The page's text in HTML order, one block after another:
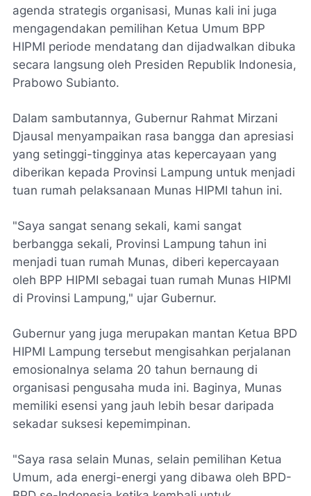
agenda strategis organisasi, Munas kali ini juga
mengagendakan pemilihan Ketua Umum BPP
HIPMI periode mendatang dan dijadwalkan dibuka
secara langsung oleh Presiden Republik Indonesia,
Prabowo Subianto.
​Dalam sambutannya, Gubernur Rahmat Mirzani
Djausal menyampaikan rasa bangga dan apresiasi
yang setinggi-tingginya atas kepercayaan yang
diberikan kepada Provinsi Lampung untuk menjadi
tuan rumah pelaksanaan Munas HIPMI tahun ini.
​"Saya sangat senang sekali, kami sangat
berbangga sekali, Provinsi Lampung tahun ini
menjadi tuan rumah Munas, diberi kepercayaan
oleh BPP HIPMI sebagai tuan rumah Munas HIPMI
di Provinsi Lampung," ujar Gubernur.
​Gubernur yang juga merupakan mantan Ketua BPD
HIPMI Lampung tersebut mengisahkan perjalanan
emosionalnya selama 20 tahun bernaung di
organisasi pengusaha muda ini. Baginya, Munas
memiliki esensi yang jauh lebih besar daripada
sekadar suksesi kepemimpinan.
​"Saya rasa selain Munas, selain pemilihan Ketua
Umum, ada energi-energi yang dibawa oleh BPD-